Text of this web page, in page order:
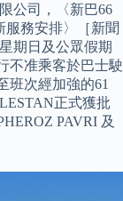
公司，〈新巴66
服務安排〉［新聞
期日及公眾假期
不准乘客於巴士駛
班次經加強的61
正式獲批
PAVRI 及